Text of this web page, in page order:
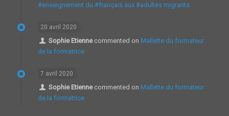
#enseignement du #français aux #adultes migrants
20 avril 2020
Sophie Etiennecommented on Mallette du formateur
de la formatrice
7 avril 2020
Sophie Etiennecommented on Mallette du formateur
de la formatrice